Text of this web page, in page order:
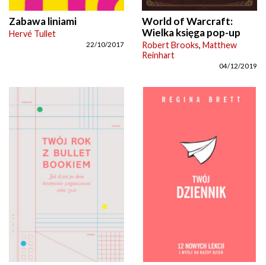
Zabawa liniami
Hervé Tullet
22/10/2017
World of Warcraft:
Wielka księga pop-up
Robert Brooks, Matthew
Reinhart
04/12/2019